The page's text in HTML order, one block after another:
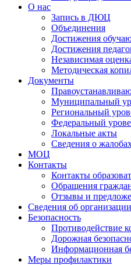
О нас
Запись в ДЮЦ
Объединения
Достижения
Достижения
Независимая
Методическая
Документы
Муниципальный
Региональный
Федеральный
Локальные акты
Сведения о
МОЦ
Контакты
Контакты
Обращения
Отзывы и
Сведения об
Безопасность
Противодействие
Дорожная
Информационная
Меры профилактики